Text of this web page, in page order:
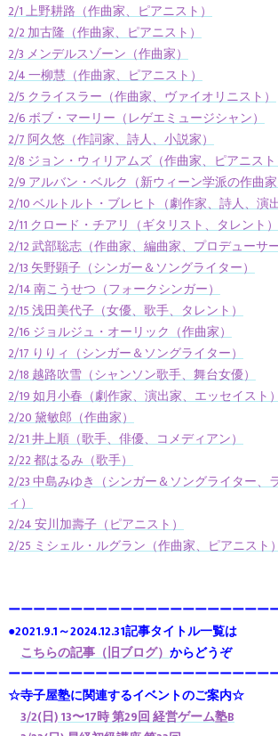
2/1 上野耕路（作曲家、ピアニスト）
2/2 加古隆（作曲家、ピアニスト）
2/3 メンデルスゾーン（作曲家）
2/4 一柳慧（作曲家、ピアニスト）
2/5 クライスラー（作曲家、ヴァイオリニスト）
2/6 ボブ・マーリー（レゲエミュージシャン）
2/7 阿久悠（作詞家、詩人、小説家）
2/8 ジョン・ウィリアムズ（作曲家、ピアニス
2/9 アルバン・ベルク（新ウィーン学派の作曲
2/10 ベルトルト・ブレヒト（劇作家、詩人、演
2/11 クロード・チアリ（ギタリスト、タレント）
2/12 武部聡志（作曲家、編曲家、プロデューサ
2/13 矢野顕子（シンガー＆ソングライター）
2/14 南こうせつ（フォークシンガー）
2/15 浅田美代子（女優、歌手、タレント）
2/16 ジョルジュ・オーリック（作曲家）
2/17 りりィ（シンガー＆ソングライター）
2/18 越路吹雪（シャンソン歌手、舞台女優）
2/19 如月小春（劇作家、演出家、エッセイスト
2/20 黛敏郎（作曲家）
2/21 井上順（歌手、俳優、コメディアン）
2/22 都はるみ（歌手）
2/23 中島みゆき（シンガー＆ソングライター、
ィ）
2/24 安川加壽子（ピアニスト）
2/25 ミシェル・ルグラン（作曲家、ピアニスト
ーーーーーーーーーーーーーーーーーーーーー
●2021.9.1～2024.12.31記事タイトル一覧は
こちらの記事（旧ブログ）からどうぞ
ーーーーーーーーーーーーーーーーーーーーー
☆寺子屋塾に関連するイベントのご案内☆
3/2(日) 13〜17時第29回 経営ゲーム塾B